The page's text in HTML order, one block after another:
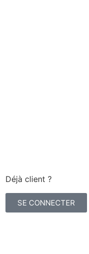
Déjà client ?
SE CONNECTER